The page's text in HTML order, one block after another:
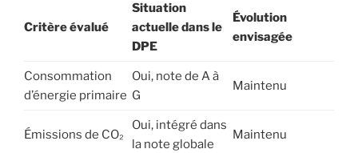
Critère évalué
Situation
actuelle dans le
DPE
Évolution
envisagée
Consommation
d’énergie primaire
Oui, note de A à
G
Maintenu
Émissions de CO₂
Oui, intégré dans
la note globale
Maintenu